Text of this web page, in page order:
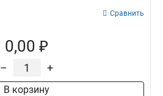
Сравнить
0,00 ₽
– +
В корзину